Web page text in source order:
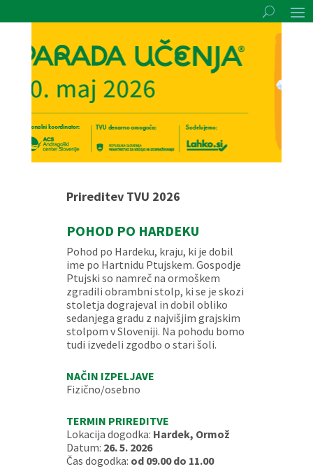
Prireditev TVU 2026
POHOD PO HARDEKU
Pohod po Hardeku, kraju, ki je dobil
ime po Hartnidu Ptujskem. Gospodje
Ptujski so namreč na ormoškem
zgradili obrambni stolp, ki se je skozi
stoletja dograjeval in dobil obliko
sedanjega gradu z najvišjim grajskim
stolpom v Sloveniji. Na pohodu bomo
tudi izvedeli zgodbo o stari šoli.
NAČIN IZPELJAVE
Fizično/osebno
TERMIN PRIREDITVE
Lokacija dogodka: Hardek, Ormož
Datum: 26. 5. 2026
Čas dogodka: od 09.00 do 11.00